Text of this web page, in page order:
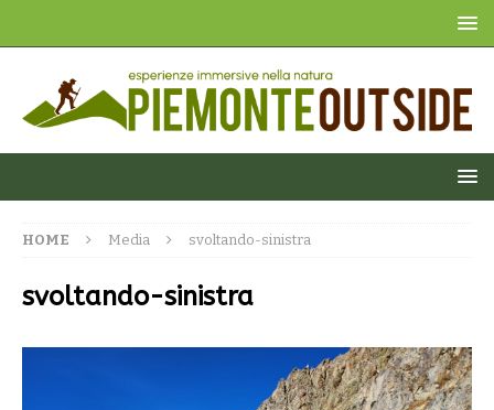
HOME Media svoltando-sinistra
svoltando-sinistra